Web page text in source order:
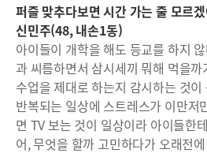
퍼즐 맞추다보면 시간 가는 줄 모르
신민주(48, 내손1동)
아이들이 개학을 해도 등교를 하지
과 씨름하면서 삼시세끼 뭐해 먹을
수업을 제대로 하는지 감시하는 것
반복되는 일상에 스트레스가 이만저
면 TV 보는 것이 일상이라 아이들한
어, 무엇을 할까 고민하다가 오래전